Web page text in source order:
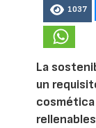
1037
La
un